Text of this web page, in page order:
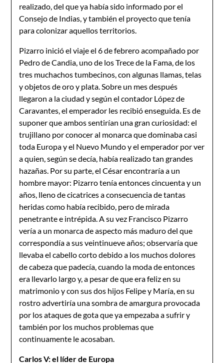
realizado, del que ya había sido informado por el
Consejo de Indias, y también el proyecto que tenía
para colonizar aquellos territorios.
Pizarro inició el viaje el 6 de febrero acompañado por
Pedro de Candia, uno de los Trece de la Fama, de los
tres muchachos tumbecinos, con algunas llamas, telas
y objetos de oro y plata. Sobre un mes después
llegaron a la ciudad y según el contador López de
Caravantes, el emperador les recibió enseguida. Es de
suponer que ambos sentirían una gran curiosidad: el
trujillano por conocer al monarca que dominaba casi
toda Europa y el Nuevo Mundo y el emperador por ver
a quien, según se decía, había realizado tan grandes
hazañas. Por su parte, el César encontraría a un
hombre mayor: Pizarro tenía entonces cincuenta y un
años, lleno de cicatrices a consecuencia de tantas
heridas como había recibido, pero de mirada
penetrante e intrépida. A su vez Francisco Pizarro
vería a un monarca de aspecto más maduro del que
correspondía a sus veintinueve años; observaría que
llevaba el cabello corto debido a los muchos dolores
de cabeza que padecía, cuando la moda de entonces
era llevarlo largo y, a pesar de que era feliz en su
matrimonio y con sus dos hijos Felipe y María, en su
rostro advertiría una sombra de amargura provocada
por los ataques de gota que ya empezaba a sufrir y
también por los muchos problemas que
continuamente le acosaban.
Carlos V: el líder de Europa